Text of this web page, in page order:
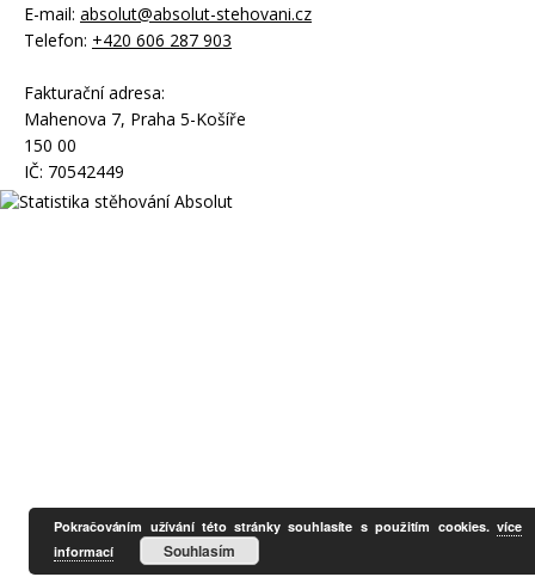
E-mail: absolut@absolut-stehovani.cz
Telefon: +420 606 287 903
Fakturační adresa:
Mahenova 7, Praha 5-Košíře
150 00
IČ: 70542449
Pokračováním užívání této stránky souhlasíte s použitím cookies.více
informací
Souhlasím